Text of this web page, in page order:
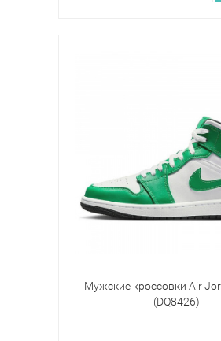
Мужские кроссовки Air
(DQ8426)